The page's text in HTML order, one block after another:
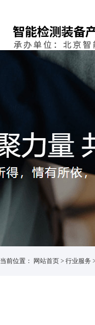
当前位置： 网站首页 > 行业服务